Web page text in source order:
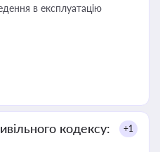
в експлуатацію
кодексу:
+1